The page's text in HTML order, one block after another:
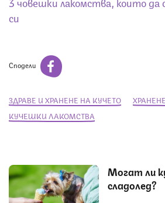
си
Сподели
ЗДРАВЕ И ХРАНЕНЕ НА КУЧЕТО
КУЧЕШКИ ЛАКОМСТВА
Могат ли
сладолед?